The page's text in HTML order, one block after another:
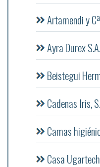
Artamendi y
Ayra Durex S.A.
Beistegui
Cadenas Iris,
Camas
Casa